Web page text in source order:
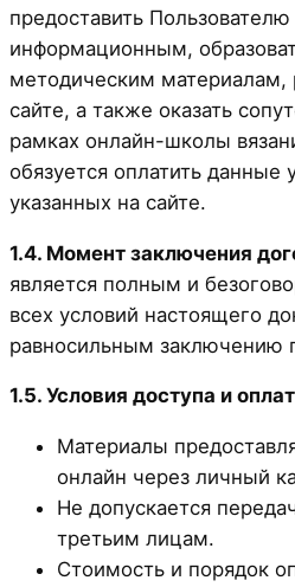
предоставить
информационным,
методическим
сайте, а также оказать
рамках онлайн-школы
обязуется оплатить данные
указанных на сайте.
1.4. Момент заключения
является полным и
всех условий настоящего
равносильным заключению
1.5. Условия доступа и
Материалы
онлайн через личный
Не допускается
третьим лицам.
Стоимость и порядок